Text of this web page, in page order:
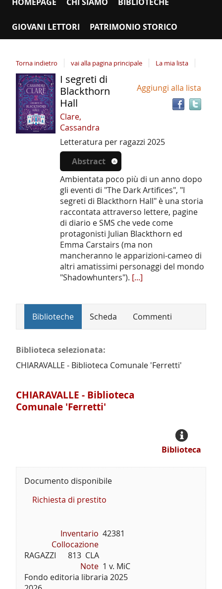
GIOVANI LETTORI PATRIMONIO STORICO
Torna indietro vai alla pagina principale La mia lista
Dettaglio
del
documento
Aggiungi alla lista
I segreti di
Blackthorn
Hall
Clare,
Cassandra
Letteratura per ragazzi 2025
Abstract
Ambientata poco più di un anno dopo
gli eventi di "The Dark Artifices", "I
segreti di Blackthorn Hall" è una storia
raccontata attraverso lettere, pagine
di diario e SMS che vede come
protagonisti Julian Blackthorn ed
Emma Carstairs (ma non
mancheranno le apparizioni-cameo di
altri amatissimi personaggi del mondo
"Shadowhunters"). [...]
Biblioteche Scheda Commenti
Biblioteca selezionata:
CHIARAVALLE - Biblioteca Comunale 'Ferretti'
CHIARAVALLE - Biblioteca
Comunale 'Ferretti'
Biblioteca
Documento disponibile
Richiesta di prestito
Inventario 42381
Collocazione
RAGAZZI      813  CLA
Note 1 v. MiC
Fondo editoria libraria 2025